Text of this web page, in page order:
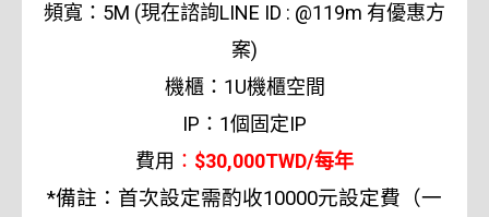
頻寬：5M (現在諮詢LINE ID : @119m 有優惠方
案)
機櫃：1U機櫃空間
IP：1個固定IP
費用 ： $30,000TWD/每年
*備註：首次設定需酌收10000元設定費（一